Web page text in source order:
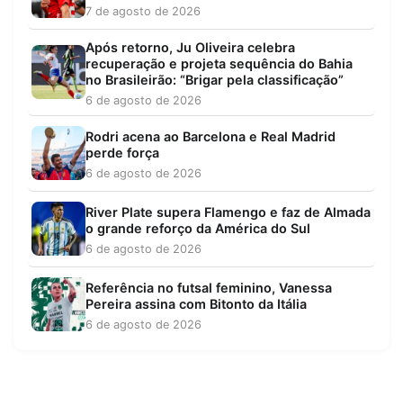
7 de agosto de 2026
Após retorno, Ju Oliveira celebra
recuperação e projeta sequência do Bahia
no Brasileirão: “Brigar pela classificação”
6 de agosto de 2026
Rodri acena ao Barcelona e Real Madrid
perde força
6 de agosto de 2026
River Plate supera Flamengo e faz de Almada
o grande reforço da América do Sul
6 de agosto de 2026
Referência no futsal feminino, Vanessa
Pereira assina com Bitonto da Itália
6 de agosto de 2026